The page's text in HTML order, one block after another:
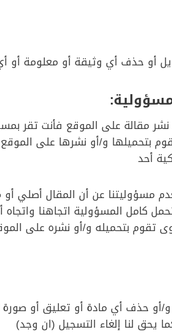
أو حذف أي وثيقة أو معلومة
:
مقالة على الموقع فأنت تقر
بتحميلها و/أو نشرها على الموقع
أحد
مسؤوليتنا عن أن المقال أصلي
كامل المسؤولية اتجاهنا واتجاه
تقوم بتحميله و/أو نشره على
أو حذف أي مادة أو تعليق أو
يحق لنا إلغاء التسجيل (ان وجد)